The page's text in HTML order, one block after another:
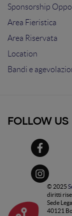
Sponsorship
Area Fieristica
Area Riservata
Location
Bandi e
FOLLOW US
© 2025
diritti
Sede
40121